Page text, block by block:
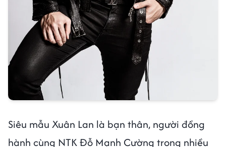
Siêu mẫu Xuân Lan là bạn thân, người đồng
hành cùng NTK Đỗ Mạnh Cường trong nhiều